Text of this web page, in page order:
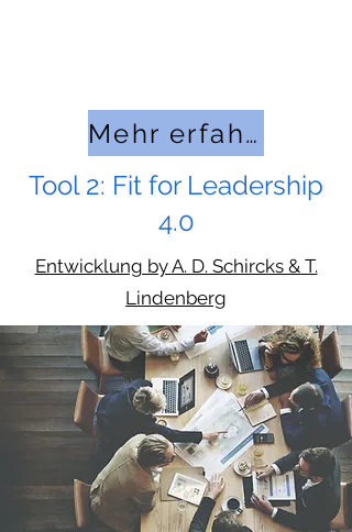
Mehr erfahren
Tool 2: Fit for Leadership
4.0
Entwicklung by A. D. Schircks & T.
Lindenberg